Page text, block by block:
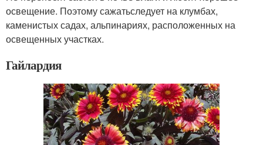
освещение. Поэтому сажатьследует на клумбах,
каменистых садах, альпинариях, расположенных на
освещенных участках.
Гайлардия